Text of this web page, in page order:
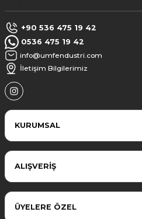
+90 536 475 19 42
0536 475 19 42
info@umfendustri.com
İletişim Bilgilerimiz
KURUMSAL
ALIŞVERİŞ
ÜYELERE ÖZEL